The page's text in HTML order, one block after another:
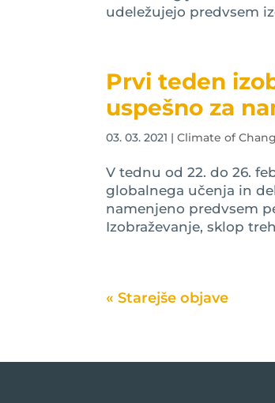
udeležujejo predvsem
Prvi teden
uspešno za
03. 03. 2021 |Climate of
V tednu od 22. do 26.
globalnega učenja in
namenjeno predvsem
Izobraževanje, sklop